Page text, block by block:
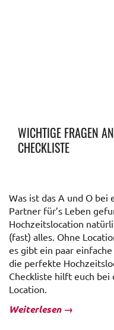
WICHTIGE FRAGEN
CHECKLISTE
Was ist das A und O bei
Partner für’s Leben
Hochzeitslocation
(fast) alles. Ohne
es gibt ein paar
die perfekte
Checkliste hilft euch bei
Location.
Weiterlesen →